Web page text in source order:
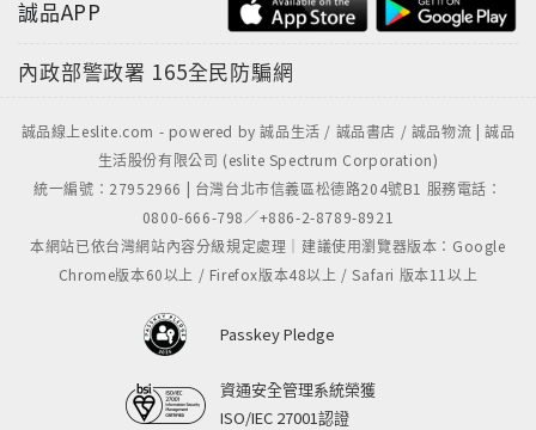
誠品APP
內政部警政署 165全民防騙網
誠品線上eslite.com - powered by 誠品生活 / 誠品書店 / 誠品物流 | 誠品
生活股份有限公司 (eslite Spectrum Corporation)
統一編號：27952966 | 台灣台北市信義區松德路204號B1 服務電話：
0800-666-798／+886-2-8789-8921
本網站已依台灣網站內容分級規定處理｜建議使用瀏覽器版本：Google
Chrome版本60以上 / Firefox版本48以上 / Safari 版本11以上
Passkey Pledge
資通安全管理系統榮獲
ISO/IEC 27001認證